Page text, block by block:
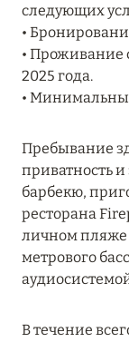
12 ноября 2025
MANDARIN
NOVEMBER
Подробнее
13 мая 2025
DUBAI AT
ЦЕНАМ
Подробнее
04 апреля 2025
следующих
•
• Проживание
2025 года.
•
Пребывание
приватность
барбекю,
ресторана
личном пляже
метрового
В течение